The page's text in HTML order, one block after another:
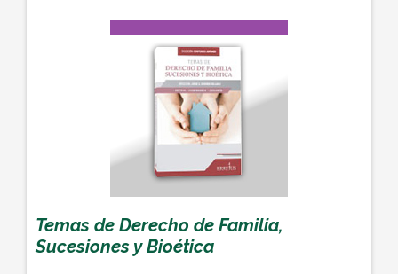
Temas de Derecho de Familia,
Sucesiones y Bioética